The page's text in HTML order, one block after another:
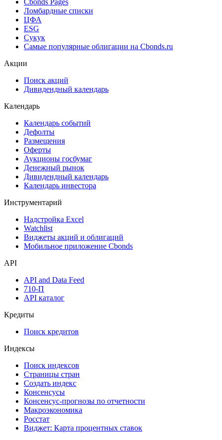
Cbonds Pages
Ломбардные списки
ЦФА
ESG
Сукук
Самые популярные облигации на Cbonds.ru
Акции
Поиск акций
Дивидендный календарь
Календарь
Календарь событий
Дефолты
Размещения
Оферты
Аукционы госбумаг
Денежный рынок
Дивидендный календарь
Календарь инвестора
Инструментарий
Надстройка Excel
Watchlist
Виджеты акций и облигаций
Мобильное приложение Cbonds
API
API and Data Feed
710-П
API каталог
Кредиты
Поиск кредитов
Индексы
Поиск индексов
Страницы стран
Создать индекс
Консенсусы
Консенсус-прогнозы по отчетности
Макроэкономика
Росстат
Виджет: Карта процентных ставок